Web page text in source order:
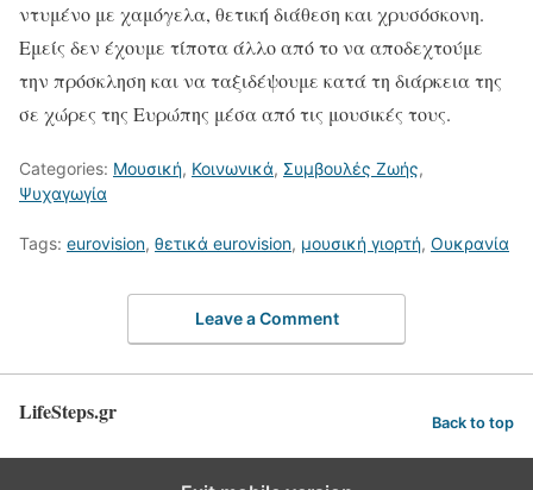
ντυμένο με χαμόγελα, θετική διάθεση και χρυσόσκονη.
Εμείς δεν έχουμε τίποτα άλλο από το να αποδεχτούμε
την πρόσκληση και να ταξιδέψουμε κατά τη διάρκεια της
σε χώρες της Ευρώπης μέσα από τις μουσικές τους.
Categories: Μουσική, Κοινωνικά, Συμβουλές Ζωής,
Ψυχαγωγία
Tags: eurovision, θετικά eurovision, μουσική γιορτή, Ουκρανία
Leave a Comment
LifeSteps.gr Back to top